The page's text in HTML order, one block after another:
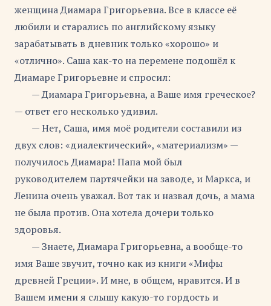
женщина Диамара Григорьевна. Все в классе её
любили и старались по английскому языку
зарабатывать в дневник только «хорошо» и
«отлично». Саша как-то на перемене подошёл к
Диамаре Григорьевне и спросил:
— Диамара Григорьевна, а Ваше имя греческое?
— ответ его несколько удивил.
— Нет, Саша, имя моё родители составили из
двух слов: «диалектический», «материализм» —
получилось Диамара! Папа мой был
руководителем партячейки на заводе, и Маркса, и
Ленина очень уважал. Вот так и назвал дочь, а мама
не была против. Она хотела дочери только
здоровья.
— Знаете, Диамара Григорьевна, а вообще-то
имя Ваше звучит, точно как из книги «Мифы
древней Греции». И мне, в общем, нравится. И в
Вашем имени я слышу какую-то гордость и